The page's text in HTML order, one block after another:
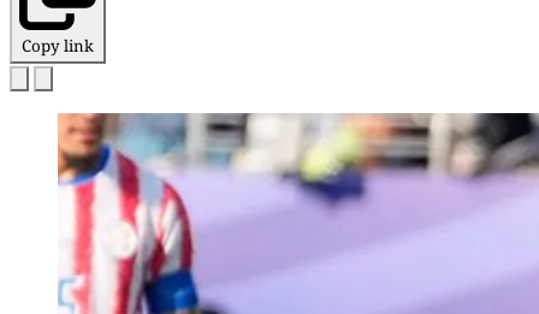
Copy link